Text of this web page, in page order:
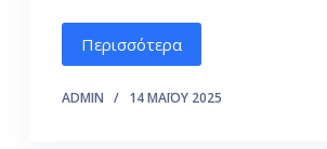
Περισσότερα
ADMIN 14 ΜΑΪ́ΟΥ 2025